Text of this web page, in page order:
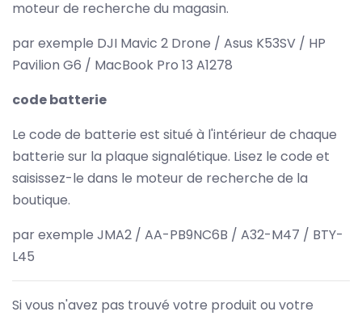
moteur de recherche du magasin.
par exemple DJI Mavic 2 Drone / Asus K53SV / HP
Pavilion G6 / MacBook Pro 13 A1278
code batterie
Le code de batterie est situé à l'intérieur de chaque
batterie sur la plaque signalétique. Lisez le code et
saisissez-le dans le moteur de recherche de la
boutique.
par exemple JMA2 / AA-PB9NC6B / A32-M47 / BTY-
L45
Si vous n'avez pas trouvé votre produit ou votre